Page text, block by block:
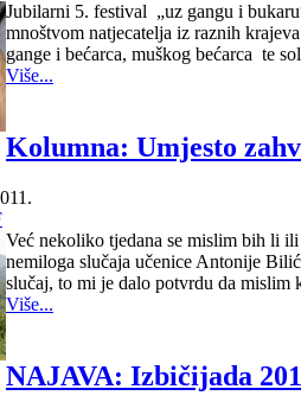
Jubilarni 5. festival „uz gangu i
mnoštvom natjecatelja iz raznih
gange i bećarca, muškog bećarca te
Više...
Kolumna: Umjesto
Već nekoliko tjedana se mislim bih li
nemiloga slučaja učenice Antonije
slučaj, to mi je dalo potvrdu da mislim
Više...
NAJAVA: Izbičijada